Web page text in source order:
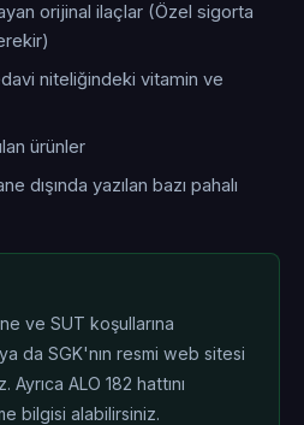
orijinal ilaçlar (Özel sigorta
niteliğindeki vitamin ve
ürünler
dışında yazılan bazı pahalı
ve SUT koşullarına
da SGK'nın resmi web sitesi
ALO 182 hattını
bilgisi alabilirsiniz.